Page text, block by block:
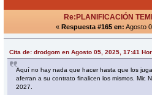
Re:PLANIFICACIÓN
« Respuesta #165 en: Agosto
Cita de: drodgom en Agosto 05, 2025, 17:41
Aquí no hay nada que hacer hasta que los
aferran a su contrato finalicen los mismos. Mir,
2027.